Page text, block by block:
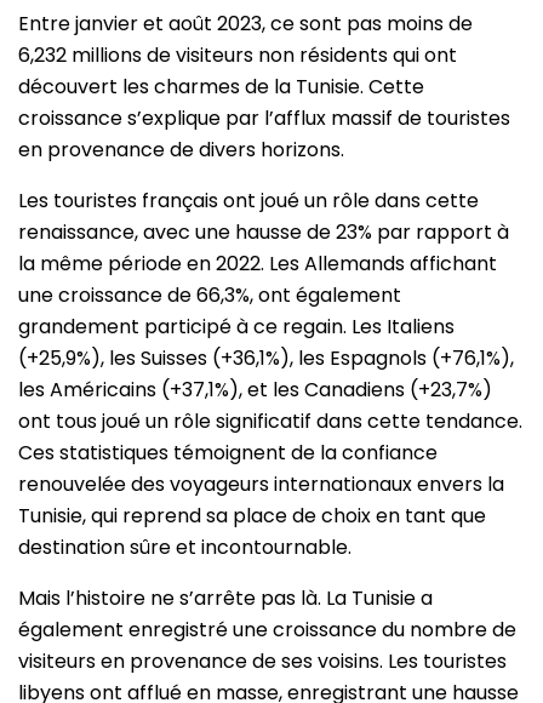
Entre janvier et août 2023, ce sont pas moins de
6,232 millions de visiteurs non résidents qui ont
découvert les charmes de la Tunisie. Cette
croissance s’explique par l’afflux massif de touristes
en provenance de divers horizons.
Les touristes français ont joué un rôle dans cette
renaissance, avec une hausse de 23% par rapport à
la même période en 2022. Les Allemands affichant
une croissance de 66,3%, ont également
grandement participé à ce regain. Les Italiens
(+25,9%), les Suisses (+36,1%), les Espagnols (+76,1%),
les Américains (+37,1%), et les Canadiens (+23,7%)
ont tous joué un rôle significatif dans cette tendance.
Ces statistiques témoignent de la confiance
renouvelée des voyageurs internationaux envers la
Tunisie, qui reprend sa place de choix en tant que
destination sûre et incontournable.
Mais l’histoire ne s’arrête pas là. La Tunisie a
également enregistré une croissance du nombre de
visiteurs en provenance de ses voisins. Les touristes
libyens ont afflué en masse, enregistrant une hausse